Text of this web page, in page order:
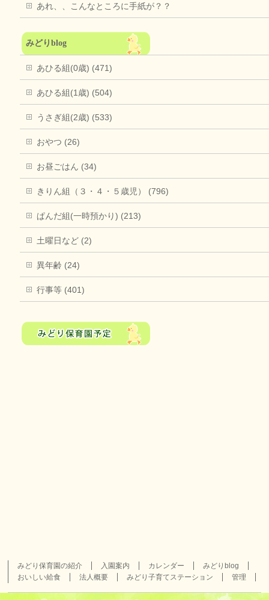
あれ、、こんなところに手紙が？？
みどりblog
あひる組(0歳) (471)
あひる組(1歳) (504)
うさぎ組(2歳) (533)
おやつ (26)
お昼ごはん (34)
きりん組（３・４・５歳児） (796)
ぱんだ組(一時預かり) (213)
土曜日など (2)
異年齢 (24)
行事等 (401)
みどり保育園の紹介 入園案内 カレンダー
みどりblog
おいしい給食
法人概要 みどり子育てステーション 管理